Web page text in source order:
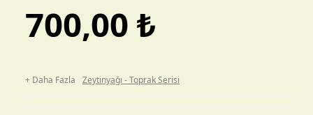
700,00 ₺
+ Daha Fazla Zeytinyağı - Toprak Serisi